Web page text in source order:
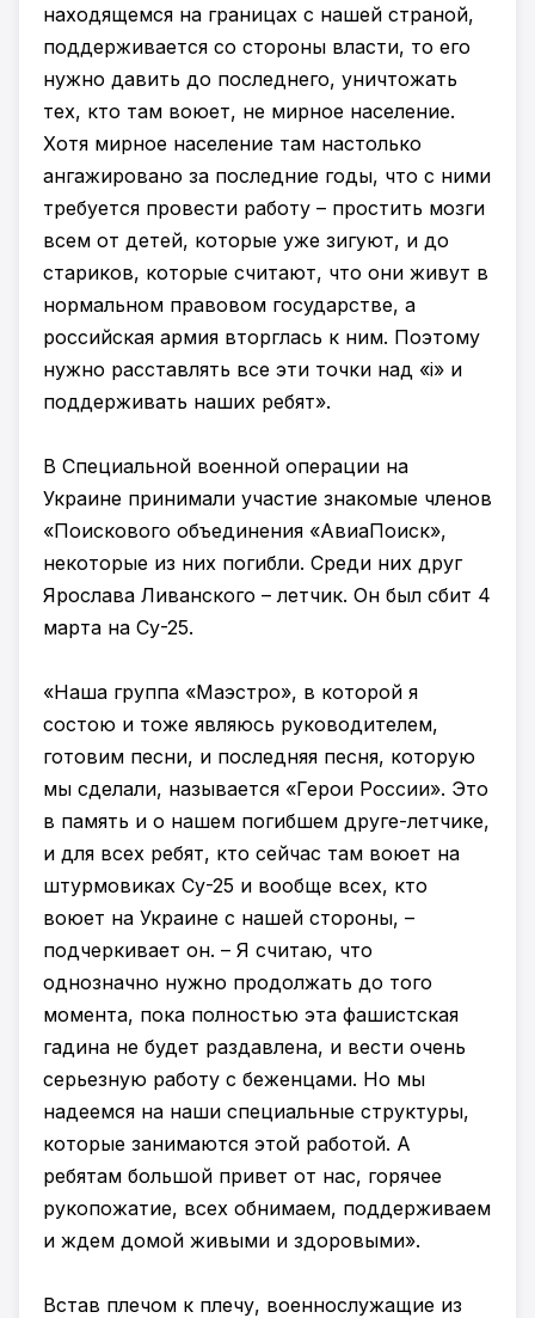
находящемся на границах с нашей страной,
поддерживается со стороны власти, то его
нужно давить до последнего, уничтожать
тех, кто там воюет, не мирное население.
Хотя мирное население там настолько
ангажировано за последние годы, что с ними
требуется провести работу – простить мозги
всем от детей, которые уже зигуют, и до
стариков, которые считают, что они живут в
нормальном правовом государстве, а
российская армия вторглась к ним. Поэтому
нужно расставлять все эти точки над «i» и
поддерживать наших ребят».
В Специальной военной операции на
Украине принимали участие знакомые членов
«Поискового объединения «АвиаПоиск»,
некоторые из них погибли. Среди них друг
Ярослава Ливанского – летчик. Он был сбит 4
марта на Су-25.
«Наша группа «Маэстро», в которой я
состою и тоже являюсь руководителем,
готовим песни, и последняя песня, которую
мы сделали, называется «Герои России». Это
в память и о нашем погибшем друге-летчике,
и для всех ребят, кто сейчас там воюет на
штурмовиках Су-25 и вообще всех, кто
воюет на Украине с нашей стороны, –
подчеркивает он. – Я считаю, что
однозначно нужно продолжать до того
момента, пока полностью эта фашистская
гадина не будет раздавлена, и вести очень
серьезную работу с беженцами. Но мы
надеемся на наши специальные структуры,
которые занимаются этой работой. А
ребятам большой привет от нас, горячее
рукопожатие, всех обнимаем, поддерживаем
и ждем домой живыми и здоровыми».
Встав плечом к плечу, военнослужащие из